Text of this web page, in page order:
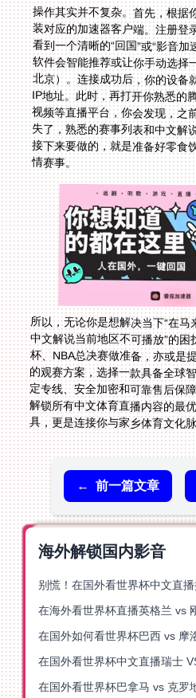
操作其实并不复杂。首先，根据
装对应的加速器客户端。注册登
看到一个清晰的“回国”或“影音
软件会智能推荐或让你手动选择
北京）。连接成功后，你的设备
IP地址。此时，再打开你熟悉的
视频等直播平台，你会发现，之
失了，熟悉的赛事列表和中文解
接下来要做的，就是准备好零食
情赛事。
所以，无论你是想解决当下“在
中文解说当前地区不可播放”的
杯、NBA总决赛做准备，亦或是
的观赛方案，选择一款具备全球
定专线、安全加密和可靠售后保
解锁所有中文体育直播内容的最
具，更是连接你与家乡体育文化
← 前一篇文章
海外解锁国内影音